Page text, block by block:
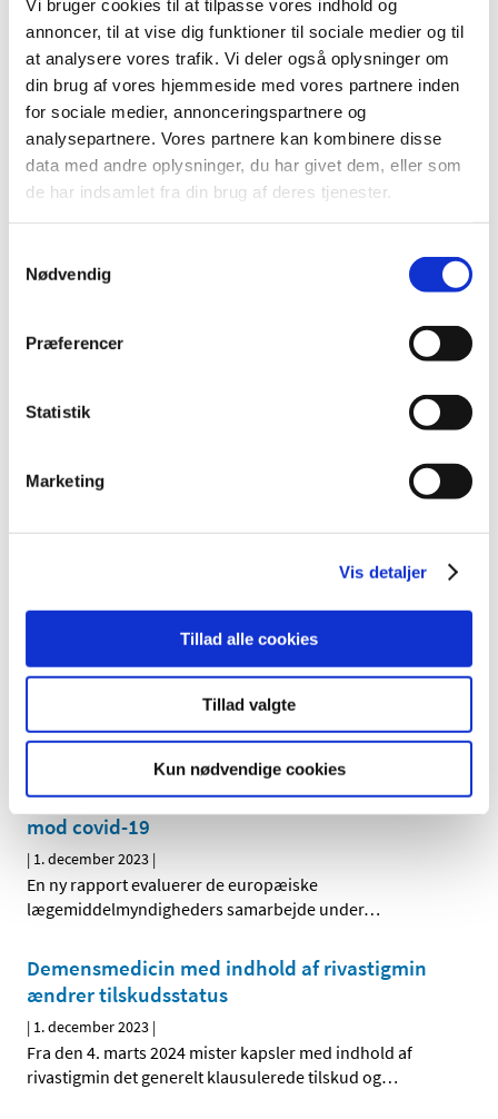
Vi bruger cookies til at tilpasse vores indhold og
annoncer, til at vise dig funktioner til sociale medier og til
at analysere vores trafik. Vi deler også oplysninger om
din brug af vores hjemmeside med vores partnere inden
for sociale medier, annonceringspartnere og
analysepartnere. Vores partnere kan kombinere disse
data med andre oplysninger, du har givet dem, eller som
de har indsamlet fra din brug af deres tjenester.
Nødvendig
Præferencer
Statistik
Marketing
Vis detaljer
Tillad alle cookies
Tillad valgte
Kun nødvendige cookies
7. december 2023
I forbindelse med monitorering af forsøgsordningen med
medicinsk cannabis offentliggør Lægemiddelstyrelsen…
Ændring af rapportering for visse
cannabisprodukter fra 1. januar 2024
|6. december 2023|
Lægemiddelstyrelsen har den 24. november 2023
Fristen i 2023 for lægemiddelansøgninger og
ansøgninger om kliniske lægemiddelforsøg er
den 20. december 2023
…
Tabletter med indhold af folsyre får
klausuleret tilskud
Den 11. december 2023 får tabletter med indhold af
folsyre generelt klausuleret tilskud. De har ikke tilskud i…
Evaluering af den fælleseuropæiske indsats
mod covid-19
| 1. december 2023 |
En ny rapport evaluerer de europæiske
lægemiddelmyndigheders samarbejde under…
Demensmedicin med indhold af rivastigmin
ændrer tilskudsstatus
| 1. december 2023 |
Fra den 4. marts 2024 mister kapsler med indhold af
rivastigmin det generelt klausulerede tilskud og…